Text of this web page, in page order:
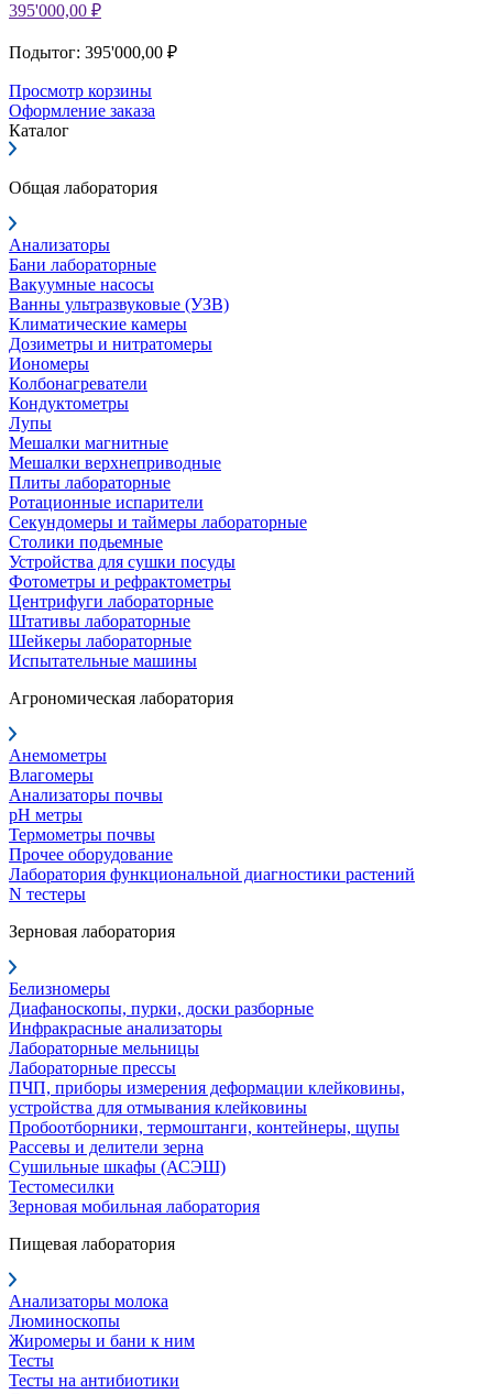
395'000,00 ₽
Подытог: 395'000,00 ₽
Просмотр корзины
Оформление заказа
Каталог
Общая лаборатория
Анализаторы
Бани лабораторные
Вакуумные насосы
Ванны ультразвуковые (УЗВ)
Климатические камеры
Дозиметры и нитратомеры
Иономеры
Колбонагреватели
Кондуктометры
Лупы
Мешалки магнитные
Мешалки верхнеприводные
Плиты лабораторные
Ротационные испарители
Секундомеры и таймеры лабораторные
Столики подьемные
Устройства для сушки посуды
Фотометры и рефрактометры
Центрифуги лабораторные
Штативы лабораторные
Шейкеры лабораторные
Испытательные машины
Агрономическая лаборатория
Анемометры
Влагомеры
Анализаторы почвы
pH метры
Термометры почвы
Прочее оборудование
Лаборатория функциональной диагностики растений
N тестеры
Зерновая лаборатория
Белизномеры
Диафаноскопы, пурки, доски разборные
Инфракрасные анализаторы
Лабораторные мельницы
Лабораторные прессы
ПЧП, приборы измерения деформации клейковины,
устройства для отмывания клейковины
Пробоотборники, термоштанги, контейнеры, щупы
Рассевы и делители зерна
Сушильные шкафы (АСЭШ)
Тестомесилки
Зерновая мобильная лаборатория
Пищевая лаборатория
Анализаторы молока
Люминоскопы
Жиромеры и бани к ним
Тесты
Тесты на антибиотики